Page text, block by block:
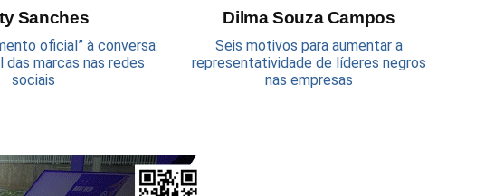
Sanches
oficial” à conversa:
das marcas nas redes
sociais
Dilma Souza Campos
Seis motivos para aumentar a
representatividade de líderes negros
nas empresas